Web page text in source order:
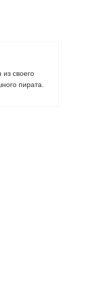
своего
пирата.